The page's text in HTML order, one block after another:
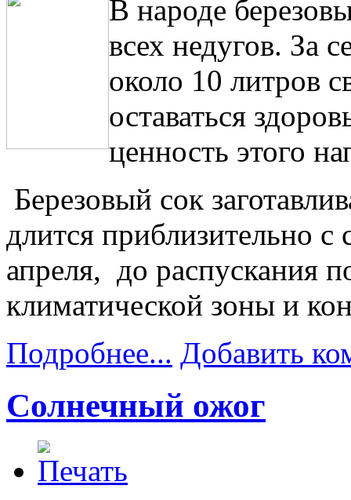
В народе
всех недугов. За
около 10 литров
оставаться
ценность этого
Березовый сок
длится приблизительно
апреля, до распускания
климатической зоны и
Подробнее... Добавить
Солнечный ожог